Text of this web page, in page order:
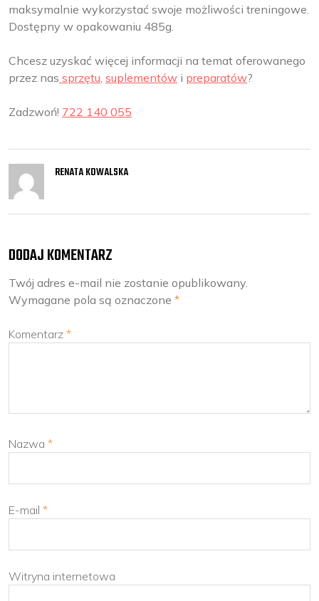
maksymalnie wykorzystać swoje możliwości treningowe.
Dostępny w opakowaniu 485g.
Chcesz uzyskać więcej informacji na temat oferowanego
przez nas sprzętu, suplementów i preparatów?
Zadzwoń! 722 140 055
RENATA KOWALSKA
DODAJ KOMENTARZ
Twój adres e-mail nie zostanie opublikowany.
Wymagane pola są oznaczone *
Komentarz *
Nazwa *
E-mail *
Witryna internetowa